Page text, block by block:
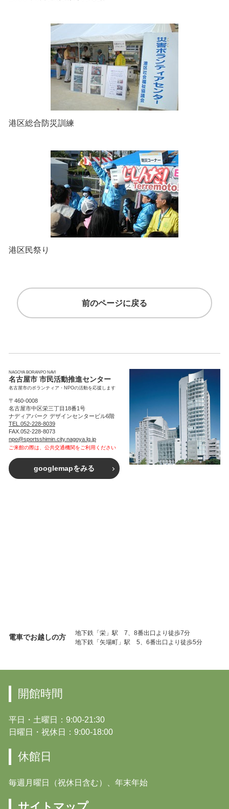
港区総合防災訓練
港区民祭り
前のページに戻る
NAGOYA BORANPO NAVI
名古屋市 市民活動推進センター
名古屋市のボランティア・NPOの活動を応援します
〒460-0008
名古屋市中区栄三丁目18番1号
ナディアパーク デザインセンタービル6階
TEL.052-228-8039
FAX.052-228-8073
npo@sportsshimin.city.nagoya.lg.jp
ご来館の際は、公共交通機関をご利用ください
googlemapをみる
電車でお越しの方
地下鉄「栄」駅 7、8番出口より徒歩7分
地下鉄「矢場町」駅 5、6番出口より徒歩5分
開館時間
平日・土曜日：9:00-21:30
日曜日・祝休日：9:00-18:00
休館日
毎週月曜日（祝休日含む）、年末年始